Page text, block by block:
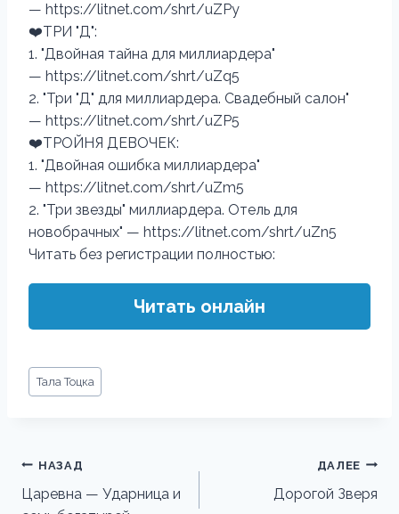
— https://litnet.com/shrt/uZPy
‍❤️‍ТРИ "Д":
1. "Двойная тайна для миллиардера"
— https://litnet.com/shrt/uZq5
2. "Три "Д" для миллиардера. Свадебный салон"
— https://litnet.com/shrt/uZP5
‍❤️‍ТРОЙНЯ ДЕВОЧЕК:
1. "Двойная ошибка миллиардера"
— https://litnet.com/shrt/uZm5
2. "Три звезды" миллиардера. Отель для
новобрачных" — https://litnet.com/shrt/uZn5
Читать без регистрации полностью:
Читать онлайн
Метки
записи:
Тала Тоцка
Навигация
по
НАЗАД
Царевна — Ударница и
ДАЛЕЕ
Дорогой Зверя